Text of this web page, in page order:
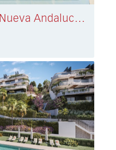
Appartement Nueva Andalucía € 825.000,-